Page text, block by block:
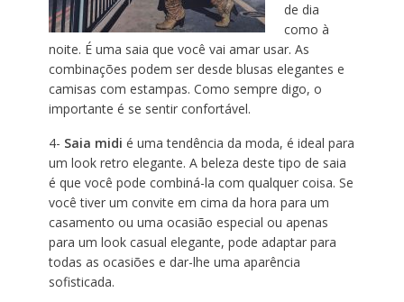
de dia
como à
noite. É uma saia que você vai amar usar. As
combinações podem ser desde blusas elegantes e
camisas com estampas. Como sempre digo, o
importante é se sentir confortável.
4- Saia midi é uma tendência da moda, é ideal para
um look retro elegante. A beleza deste tipo de saia
é que você pode combiná-la com qualquer coisa. Se
você tiver um convite em cima da hora para um
casamento ou uma ocasião especial ou apenas
para um look casual elegante, pode adaptar para
todas as ocasiões e dar-lhe uma aparência
sofisticada.